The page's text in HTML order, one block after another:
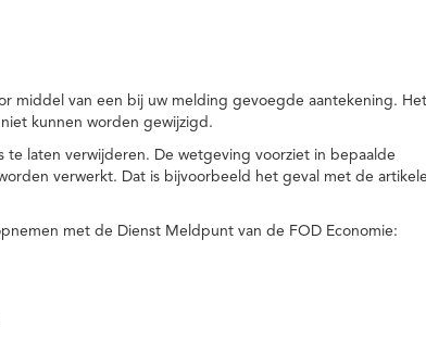
middel van een bij uw melding gevoegde aantekening.
kunnen worden gewijzigd.
laten verwijderen. De wetgeving voorziet in bepaalde
verwerkt. Dat is bijvoorbeeld het geval met de
met de Dienst Meldpunt van de FOD Economie: